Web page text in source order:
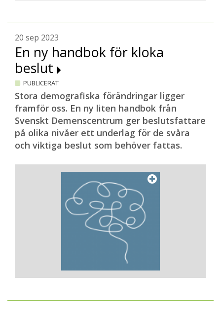
20 sep 2023
En ny handbok för kloka
beslut
PUBLICERAT
Stora demografiska förändringar ligger
framför oss. En ny liten handbok från
Svenskt Demenscentrum ger beslutsfattare
på olika nivåer ett underlag för de svåra
och viktiga beslut som behöver fattas.